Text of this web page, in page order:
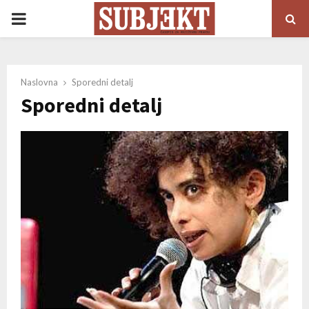
PRIMARY
Naslovna Sporedni detalj
Sporedni detalj